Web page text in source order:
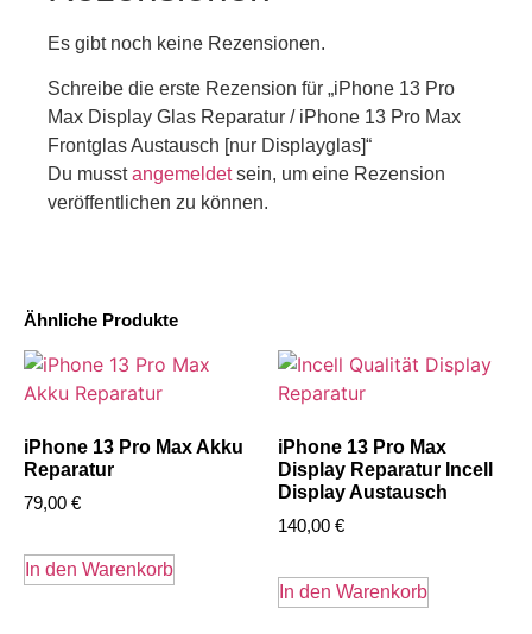
Ähnliche Produkte
iPhone 13 Pro Max Akku
Reparatur
79,00 €
In den Warenkorb
iPhone 13 Pro Max
Display Reparatur Incell
Display Austausch
140,00 €
In den Warenkorb
Es gibt noch keine Rezensionen.
Schreibe die erste Rezension für „iPhone 13 Pro
Max Display Glas Reparatur / iPhone 13 Pro Max
Frontglas Austausch [nur Displayglas]“
Du musstangemeldetsein, um eine Rezension
veröffentlichen zu können.